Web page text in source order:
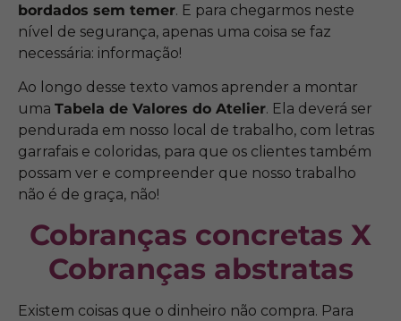
bordados sem temer. E para chegarmos neste
nível de segurança, apenas uma coisa se faz
necessária: informação!
Ao longo desse texto vamos aprender a montar
uma Tabela de Valores do Atelier. Ela deverá ser
pendurada em nosso local de trabalho, com letras
garrafais e coloridas, para que os clientes também
possam ver e compreender que nosso trabalho
não é de graça, não!
Cobranças concretas X
Cobranças abstratas
Existem coisas que o dinheiro não compra. Para